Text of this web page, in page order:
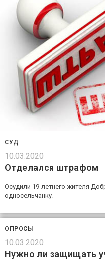
СУД
10.03.2020
Отделался штрафом
Осудили 19-летнего жителя
односельчанку.
ОПРОСЫ
10.03.2020
Нужно ли защищать